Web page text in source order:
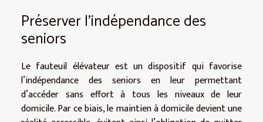
Préserver l’indépendance des
seniors
Le fauteuil élévateur est un dispositif qui favorise
l’indépendance des seniors en leur permettant
d’accéder sans effort à tous les niveaux de leur
domicile. Par ce biais, le maintien à domicile devient une